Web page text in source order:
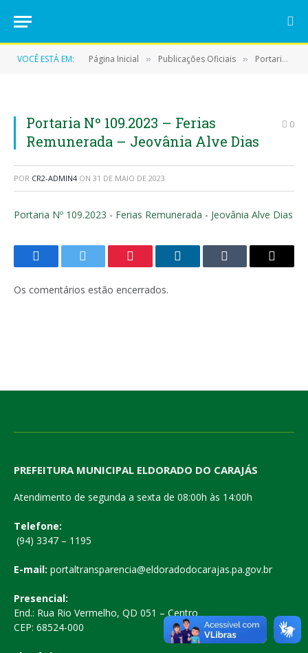
VOCÊ ESTÁ EM: Página Inicial » Publicações Oficiais » Portarias
Portaria Nº 109.2023 – Ferias
Remunerada – Jeovânia Alve Dias
0
POR CR2-ADMIN4 ON 31 DE MAIO DE 2023
Portaria Nº 109.2023 - Ferias Remunerada - Jeovânia Alve Dias
FacebookTwitter Pinterest LinkedInTumblr
E-
Os comentários estão encerrados.
PREFEITURA MUNICIPAL ELDORADO DO CARAJÁS
Atendimento de segunda a sexta de 08:00h às 14:00h
Telefone:
(94) 3347 – 1195
E-mail: portaltransparencia@eldoradodocarajas.pa.gov.br
Presencial:
End.: Rua Rio Vermelho, QD 051 – Centro
CEP: 68524-000